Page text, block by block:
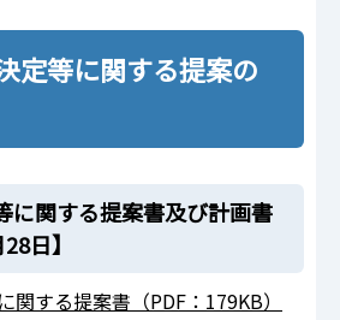
定等に関する提案の
に関する提案書及び計画書
日】
関する提案書（PDF：179KB）